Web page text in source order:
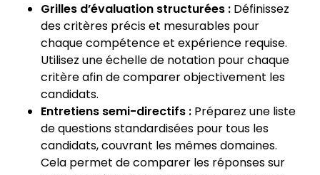
Grilles d’évaluation structurées :Définissez
des critères précis et mesurables pour
chaque compétence et expérience requise.
Utilisez une échelle de notation pour chaque
critère afin de comparer objectivement les
candidats.
Entretiens semi-directifs :Préparez une liste
de questions standardisées pour tous les
candidats, couvrant les mêmes domaines.
Cela permet de comparer les réponses sur